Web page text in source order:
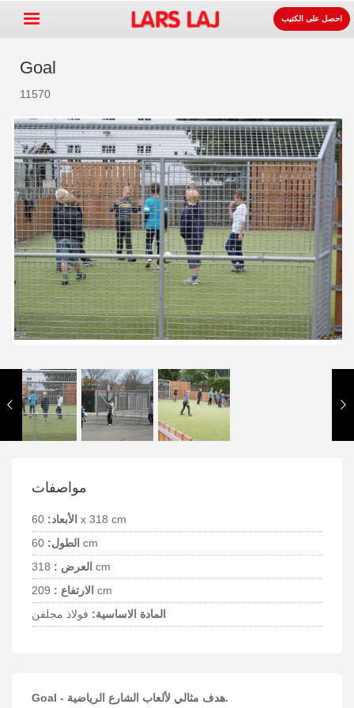
معدات ساحات اللعب +
لوازوم المواقف و الطرقات +
معدات الرياضة +
سطح +
عنا +
اتصل
اطلب الكتيب.
LarsLaj Worldwide
احصل على الكتيب
Goal
11570
مواصفات
الأبعاد: 60 x 318 cm
الطول: 60 cm
العرض : 318 cm
الارتفاع : 209 cm
المادة الاساسية: فولاذ مجلفن
Goal - هدف مثالي لألعاب الشارع الرياضية.